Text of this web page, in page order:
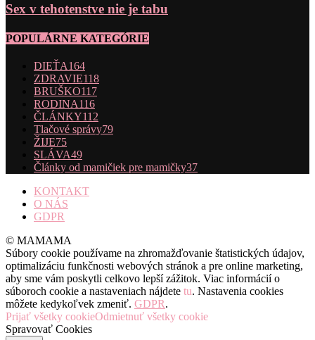
Sex v tehotenstve nie je tabu
POPULÁRNE KATEGÓRIE
DIEŤA164
ZDRAVIE118
BRUŠKO117
RODINA116
ČLÁNKY112
Tlačové správy79
ŽIJE75
SLÁVA49
Články od mamičiek pre mamičky37
KONTAKT
O NÁS
GDPR
© MAMAMA
Súbory cookie používame na zhromažďovanie štatistických údajov,
optimalizáciu funkčnosti webových stránok a pre online marketing,
aby sme vám poskytli celkovo lepší zážitok. Viac informácií o
súboroch cookie a nastaveniach nájdete tu. Nastavenia cookies
môžete kedykoľvek zmeniť. GDPR.
Prijať všetky cookieOdmietnuť všetky cookie
Spravovať Cookies